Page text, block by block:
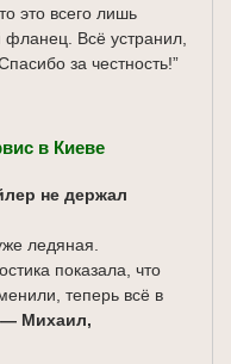
это всего лишь
фланец. Всё устранил,
за честность!”
в Киеве
не держал
ледяная.
показала, что
теперь всё в
— Михаил,